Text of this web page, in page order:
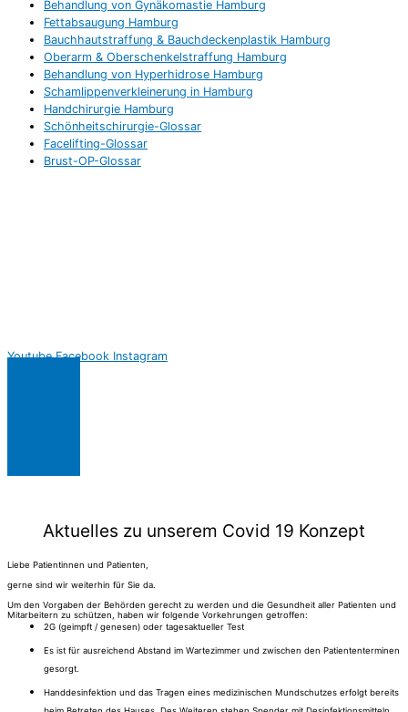
Behandlung von Gynäkomastie Hamburg
Fettabsaugung Hamburg
Bauchhautstraffung & Bauchdeckenplastik Hamburg
Oberarm & Oberschenkelstraffung Hamburg
Behandlung von Hyperhidrose Hamburg
Schamlippenverkleinerung in Hamburg
Handchirurgie Hamburg
Schönheitschirurgie-Glossar
Facelifting-Glossar
Brust-OP-Glossar
Youtube Facebook Instagram
Aktuelles zu unserem Covid 19 Konzept
Liebe Patientinnen und Patienten,
gerne sind wir weiterhin für Sie da.
Um den Vorgaben der Behörden gerecht zu werden und die Gesundheit aller Patienten und
Mitarbeitern zu schützen, haben wir folgende Vorkehrungen getroffen:
2G (geimpft / genesen) oder tagesaktueller Test
Es ist für ausreichend Abstand im Wartezimmer und zwischen den Patiententerminen
gesorgt.
Handdesinfektion und das Tragen eines medizinischen Mundschutzes erfolgt bereits